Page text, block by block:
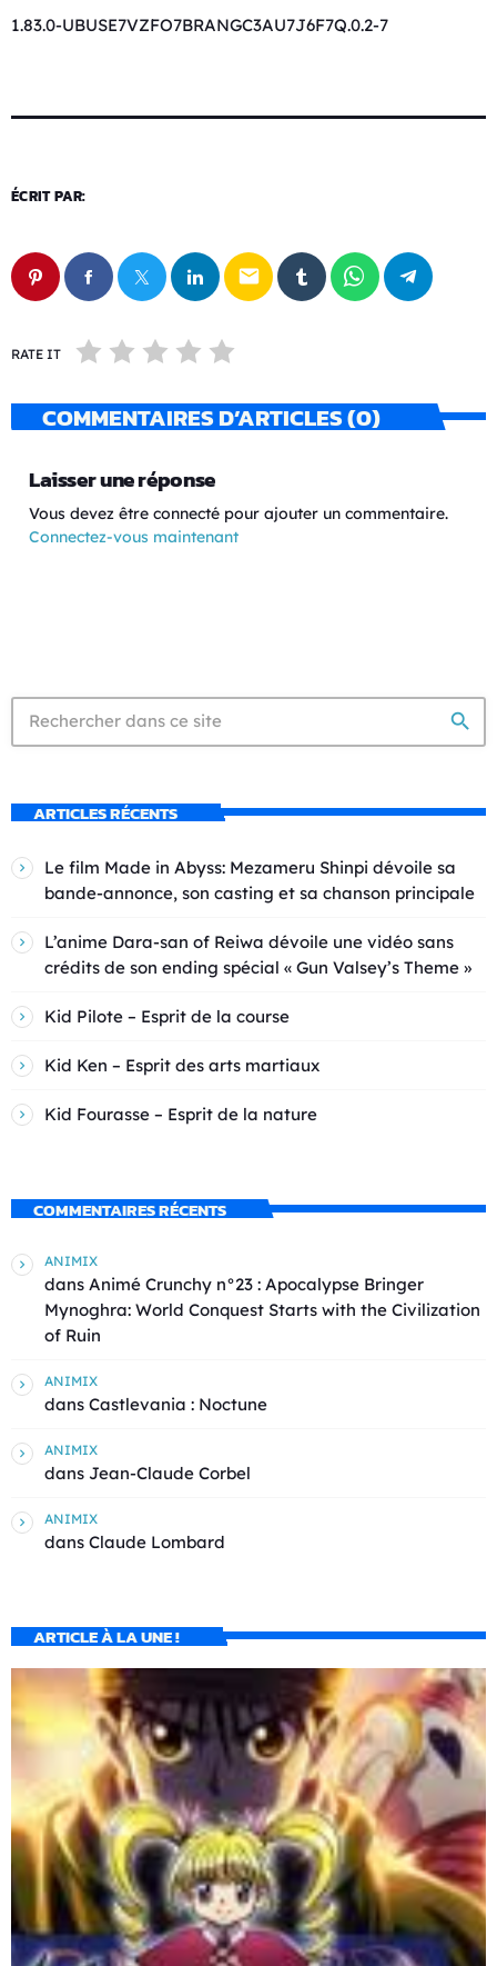
1.83.0-UBUSE7VZFO7BRANGC3AU7J6F7Q.0.2-7
ÉCRIT PAR:
email
RATE IT
COMMENTAIRES D’ARTICLES (0)
Laisser une réponse
Vous devez être connecté pour ajouter un commentaire.
Connectez-vous maintenant
search
ARTICLES RÉCENTS
Le film Made in Abyss: Mezameru Shinpi dévoile sa
bande-annonce, son casting et sa chanson principale
L’anime Dara-san of Reiwa dévoile une vidéo sans
crédits de son ending spécial « Gun Valsey’s Theme »
Kid Pilote – Esprit de la course
Kid Ken – Esprit des arts martiaux
Kid Fourasse – Esprit de la nature
COMMENTAIRES RÉCENTS
ANIMIX
dans Animé Crunchy n°23 : Apocalypse Bringer
Mynoghra: World Conquest Starts with the Civilization
of Ruin
ANIMIX
dans Castlevania : Noctune
ANIMIX
dans Jean-Claude Corbel
ANIMIX
dans Claude Lombard
ARTICLE À LA UNE !